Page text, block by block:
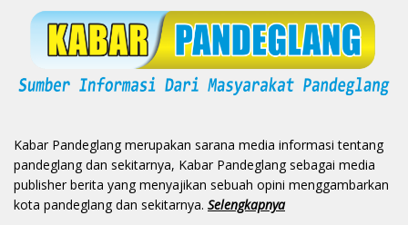
Kabar Pandeglang merupakan sarana media informasi tentang
pandeglang dan sekitarnya, Kabar Pandeglang sebagai media
publisher berita yang menyajikan sebuah opini menggambarkan
kota pandeglang dan sekitarnya. Selengkapnya